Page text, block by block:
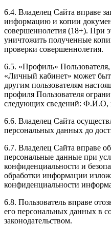
6.4. Владелец Сайта вправе
информацию и копии
совершеннолетия (18+). При
уничтожить полученные
проверки совершеннолетия.
6.5. «Профиль»
«Личный кабинет» может
другим пользователям
профиля Пользователя
следующих сведений: Ф.И.О,
6.6. Владелец Сайта
персональных данных до
6.7. Владелец Сайта вправе
персональные данные при
конфиденциальности и
обработки информации
конфиденциальности
6.8. Пользователь вправе
его персональных данных в
законодательством.